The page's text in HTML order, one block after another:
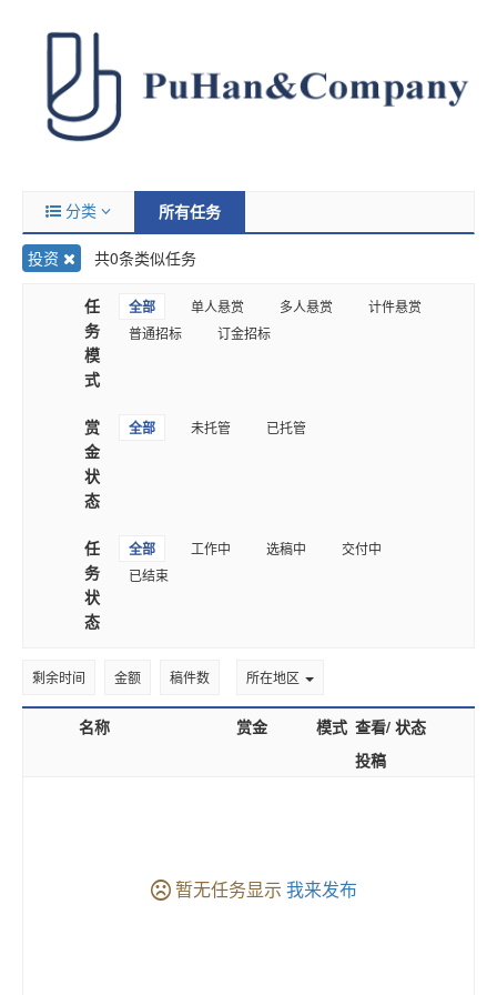
分类 所有任务
投资 共0条类似任务
任
务
模
式
全部 单人悬赏 多人悬赏
计件悬赏
普通招标
订金招标
赏
金
状
态
全部 未托管 已托管
任
务
状
态
全部 工作中 选稿中
交付中
已结束
剩余时间 金额 稿件数 所在地区
名称 赏金 模式 查看/
投稿
状态
暂无任务显示 我来发布